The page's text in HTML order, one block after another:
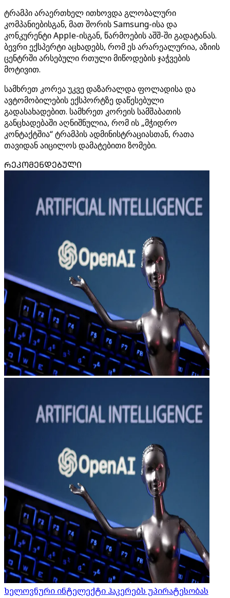
ტრამპი არაერთხელ ითხოვდა გლობალური
კომპანიებისგან, მათ შორის Samsung-ისა და
კონკურენტი Apple-ისგან, წარმოების აშშ-ში გადატანას.
ბევრი ექსპერტი აცხადებს, რომ ეს არარეალურია, აზიის
ცენტრში არსებული რთული მიწოდების ჯაჭვების
მოტივით.
სამხრეთ კორეა უკვე დაზარალდა ფოლადისა და
ავტომობილების ექსპორტზე დაწესებული
გადასახადებით. სამხრეთ კორეის სამშაბათის
განცხადებაში აღნიშნულია, რომ ის „მჭიდრო
კონტაქტშია“ ტრამპის ადმინისტრაციასთან, რათა
თავიდან აიცილოს დამატებითი ზომები.
ᲠᲔᲙᲝᲛᲔᲜᲓᲔᲑᲣᲚᲘ
ხელოვნური ინტელექტი ჰაკერებს უპირატესობას